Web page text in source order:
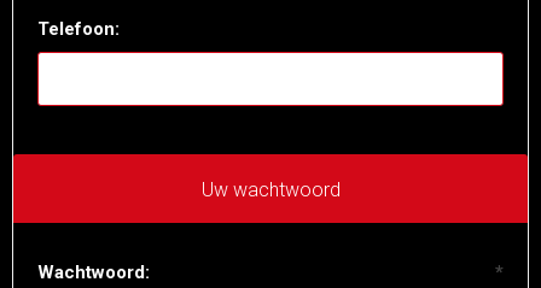
Telefoon:
Uw wachtwoord
Wachtwoord: *